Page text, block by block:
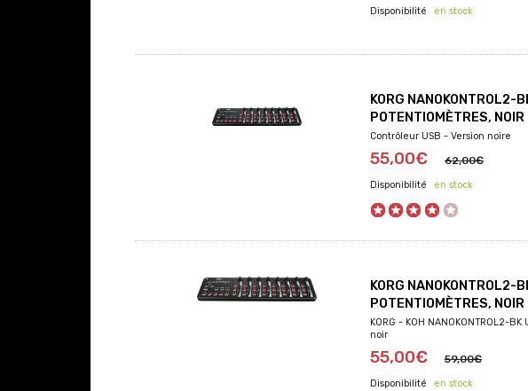
en stock
KORG NANOKONTROL2-
POTENTIOMÈTRES, NOIR
Contrôleur USB - Version noire
55,00€ 62,00€
en stock
KORG NANOKONTROL2-
POTENTIOMÈTRES, NOIR
KORG - KOH NANOKONTROL2-
noir
55,00€ 59,00€
en stock